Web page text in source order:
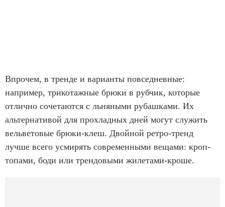
Впрочем, в тренде и варианты повседневные:
например, трикотажные брюки в рубчик, которые
отлично сочетаются с льняными рубашками. Их
альтернативой для прохладных дней могут служить
вельветовые брюки-клеш. Двойной ретро-тренд
лучше всего усмирять современными вещами: кроп-
топами, боди или трендовыми жилетами-кроше.